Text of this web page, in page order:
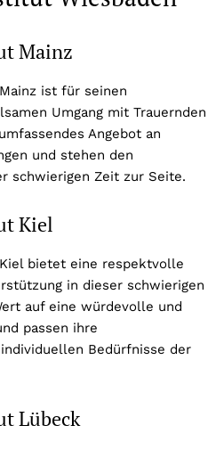
Mainz
ist für seinen
Umgang mit Trauernden
Angebot an
und stehen den
schwierigen Zeit zur Seite.
Kiel
bietet eine respektvolle
in dieser schwierigen
auf eine würdevolle und
passen ihre
Bedürfnisse der
Lübeck